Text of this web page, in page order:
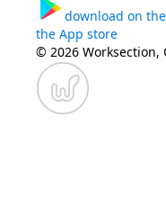
download on the
the App store
© 2026 Worksection,